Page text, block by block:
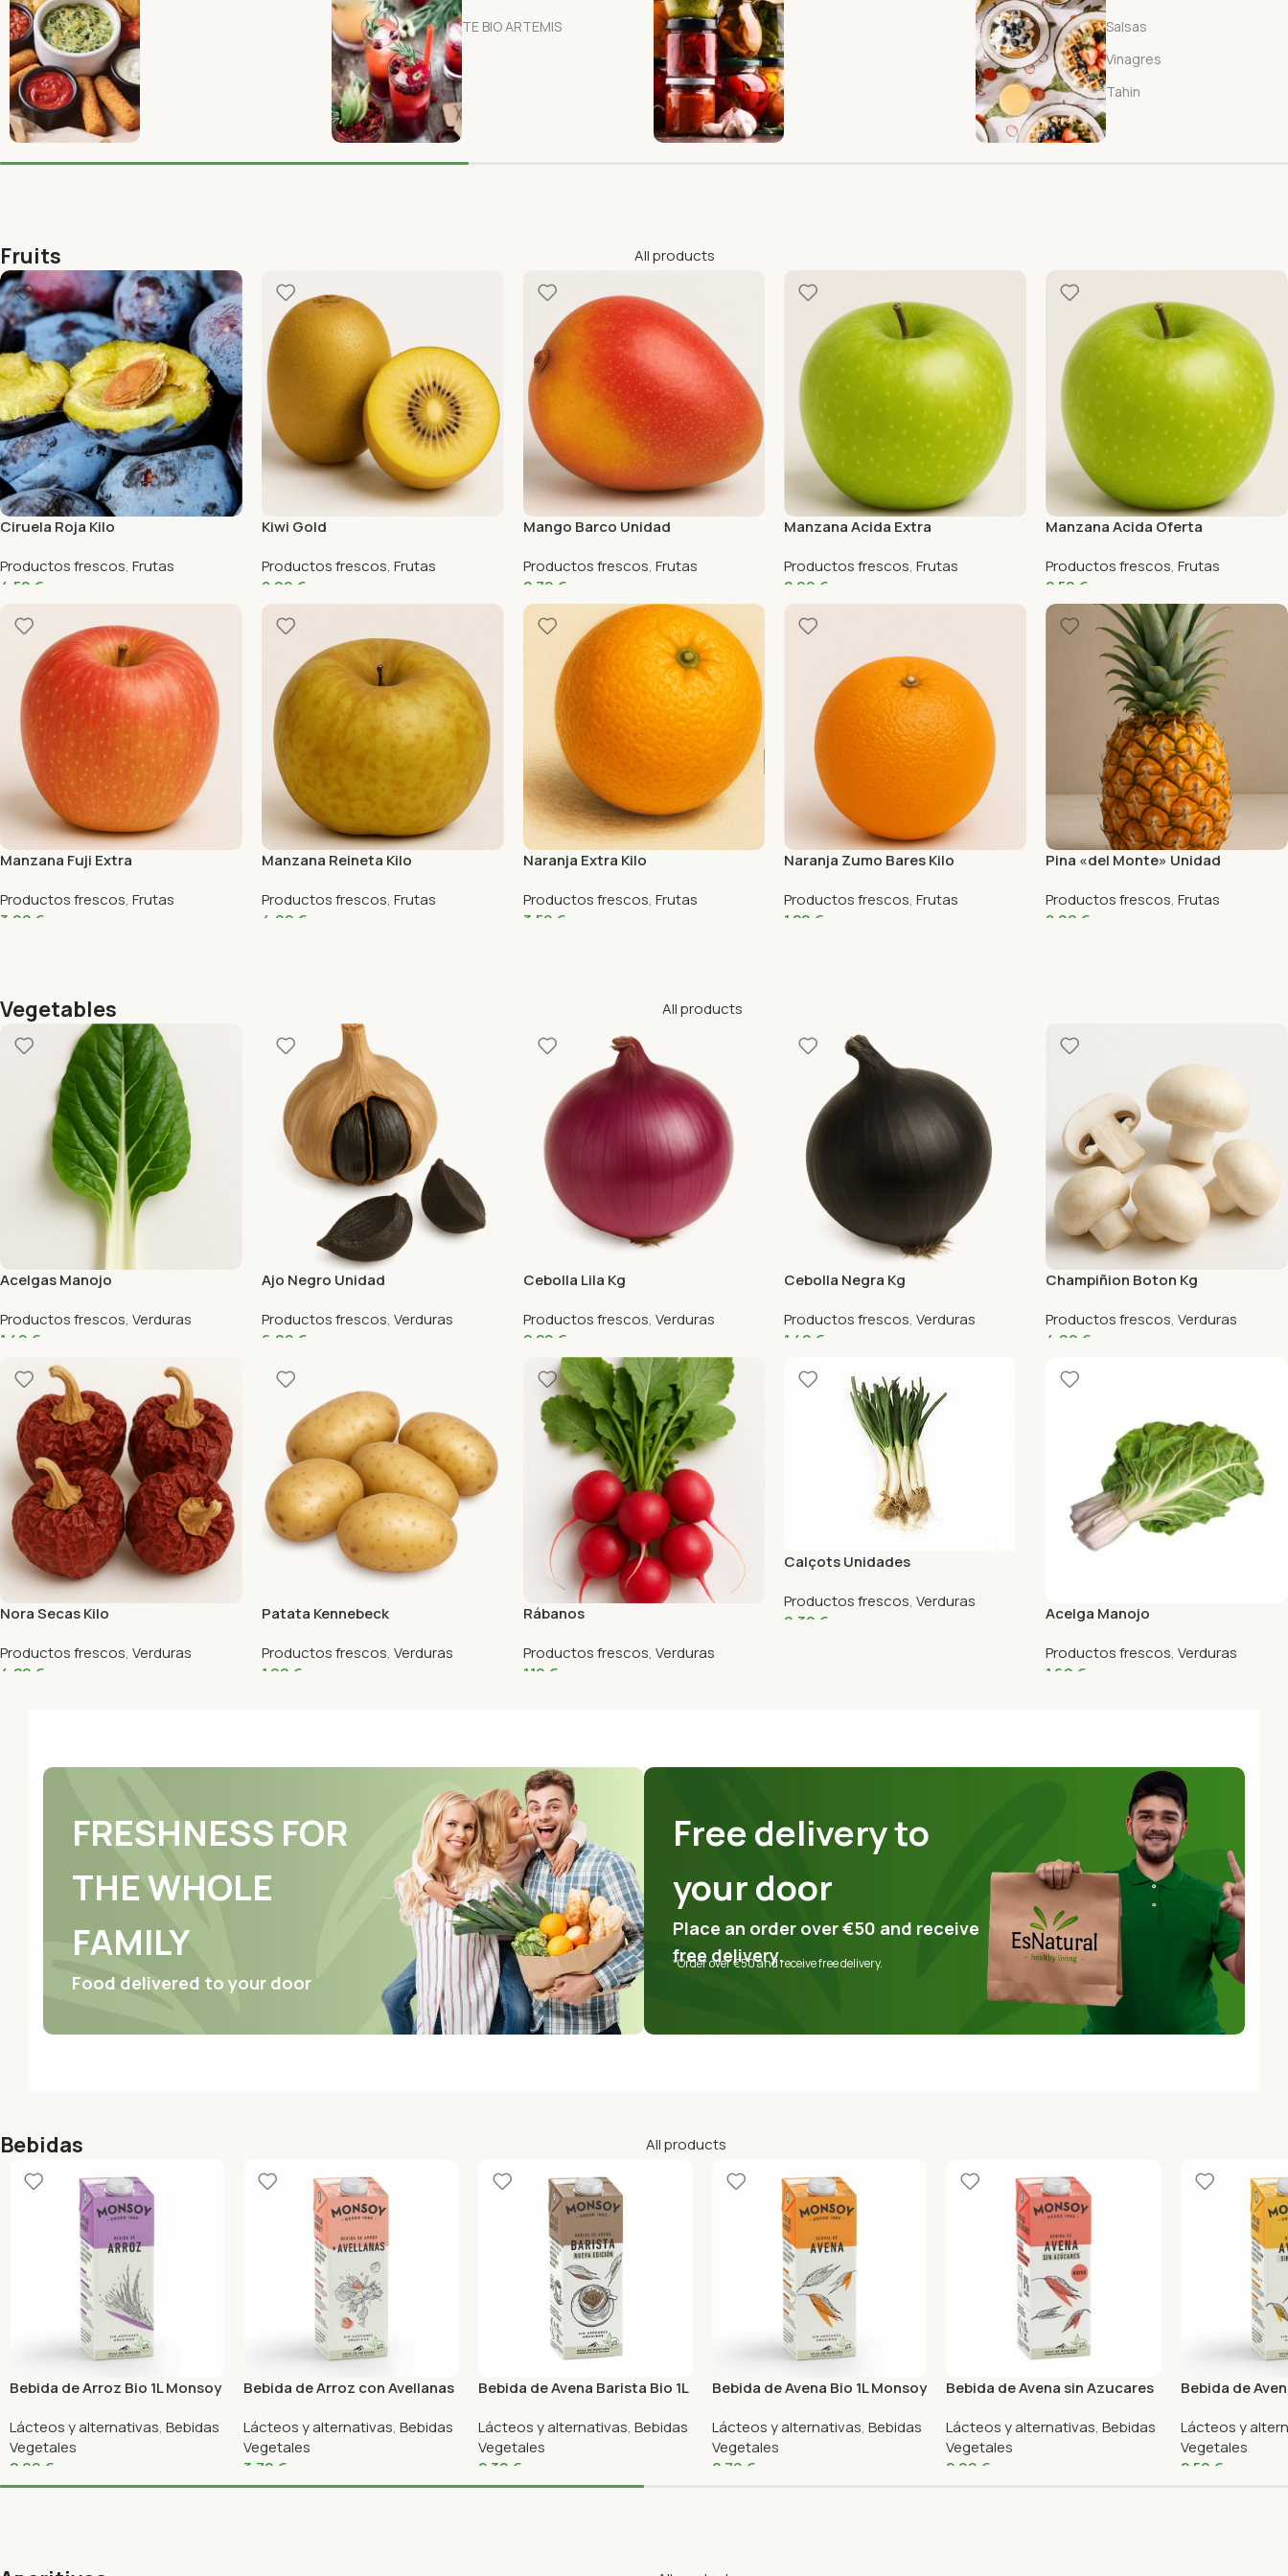
TE BIO ARTEMIS
Salsas
Vinagres
Tahin
Fruits All products
Ciruela Roja Kilo
Productos frescos, Frutas
4,50 €
Kiwi Gold
Productos frescos, Frutas
8,99 €
Mango Barco Unidad
Productos frescos, Frutas
2,79 €
Manzana Acida Extra
Productos frescos,Frutas
2,99 €
Manzana Acida Oferta
Productos frescos,Frutas
2,50 €
Manzana Fuji Extra
Productos frescos, Frutas
3,99 €
Manzana Reineta Kilo
Productos frescos, Frutas
4,99 €
Naranja Extra Kilo
Productos frescos, Frutas
3,59 €
Naranja Zumo Bares Kilo
Productos frescos,Frutas
1,29 €
Pina «del Monte» Unidad
Productos frescos,Frutas
8,99 €
Vegetables All products
Acelgas Manojo
Productos frescos, Verduras
1,49 €
Ajo Negro Unidad
Productos frescos, Verduras
6,99 €
Cebolla Lila Kg
Productos frescos, Verduras
2,29 €
Cebolla Negra Kg
Productos frescos,Verduras
1,49 €
Champiñion Boton Kg
Productos frescos,Verduras
4,99 €
Nora Secas Kilo
Productos frescos, Verduras
4,29 €
Patata Kennebeck
Productos frescos, Verduras
1,99 €
Rábanos
Productos frescos, Verduras
1,19 €
Calçots Unidades
Productos frescos,Verduras
0,30 €
Acelga Manojo
Productos frescos,Verduras
1,69 €
FRESHNESS FOR
THE WHOLE
FAMILY
Food delivered to your door
Free delivery to
your door
Place an order over€50 and receive
free delivery.
*Order over€50and receive free delivery.
Bebidas All products
Bebida de Arroz Bio 1L Monsoy
Lácteos y alternativas, Bebidas
Vegetales
2,99 €
Bebida de Arroz con Avellanas
Lácteos y alternativas,Bebidas
Vegetales
3,79 €
Bebida de Avena Barista Bio 1L
Lácteos y alternativas, Bebidas
Vegetales
2,30 €
Bebida de Avena Bio 1L Monsoy
Lácteos y alternativas,Bebidas
Vegetales
2,79 €
Bebida de Avena sin Azucares
Lácteos y alternativas,Bebidas
Vegetales
2,99 €
Bebida de
Lácteos y
Vegetales
2,50 €